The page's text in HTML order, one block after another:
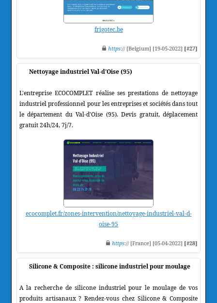
frigotec.be
https:// [Belgium] [19-05-2022] [#27]
Nettoyage industriel Val-d'Oise (95)
L'entreprise ECOCOMPLET réalise ses prestations de nettoyage
industriel professionnel pour les entreprises et sociétés dans tout
le département du Val-d'Oise (95). Devis gratuit, déplacement
gratuit 24h/24, 7j/7.
ecocomplet.fr/zones-intervention/nettoyage-industriel-val-d-
oise-95
https:// [France] [05-04-2022] [#28]
Silicone & Composite : silicone industriel pour moulage
A la recherche de silicone industriel pour le moulage de vos
produits artisanaux ? Rendez-vous chez Silicone & Composite